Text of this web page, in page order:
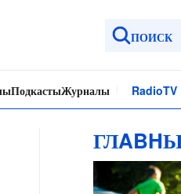
ПОИСК
ПодкастыЖурналы RadioTV